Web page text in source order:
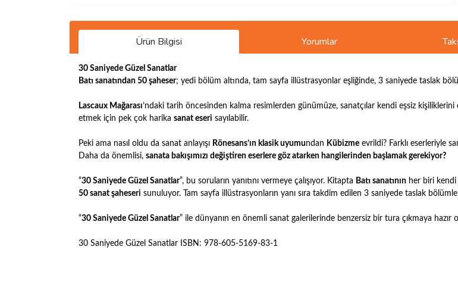
Ürün Bilgisi Yorumlar
30 Saniyede Güzel Sanatlar
Batı sanatından 50 şaheser; yedi bölüm altında, tam sayfa illüstrasyonlar eşliğinde, 3 saniyede taslak
Lascaux Mağarası’ndaki tarih öncesinden kalma resimlerden günümüze, sanatçılar kendi eşsiz
etmek için pek çok harika sanat eseri sayılabilir.
Peki ama nasıl oldu da sanat anlayışı Rönesans’ın klasik uyumundan Kübizme evrildi? Farklı eserleriyle
Daha da önemlisi, sanata bakışımızı değiştiren eserlere göz atarken hangilerinden başlamak gerekiyor?
“30 Saniyede Güzel Sanatlar”, bu soruların yanıtını vermeye çalışıyor. Kitapta Batı sanatının her biri kendi
50 sanat şaheseri sunuluyor. Tam sayfa illüstrasyonların yanı sıra takdim edilen 3 saniyede taslak
“30 Saniyede Güzel Sanatlar” ile dünyanın en önemli sanat galerilerinde benzersiz bir tura çıkmaya hazır
30 Saniyede Güzel Sanatlar ISBN: 978-605-5169-83-1